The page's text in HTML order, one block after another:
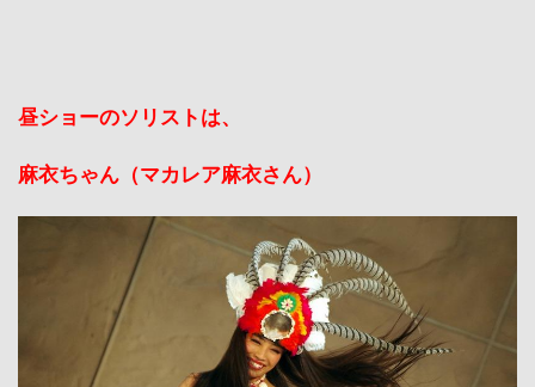
昼ショーのソリストは、
麻衣ちゃん（マカレア麻衣さん）